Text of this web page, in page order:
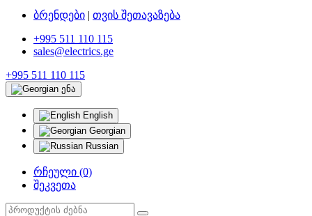
ბრენდები | თვის შეთავაზება
+995 511 110 115
sales@electrics.ge
+995 511 110 115
ენა
English
Georgian
Russian
რჩეული (0)
შეკვეთა